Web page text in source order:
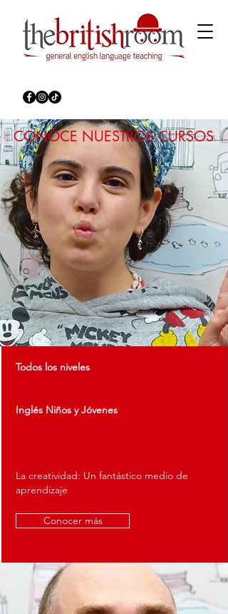
Todos los niveles
Inglés Niños yJóvenes
La creatividad: Un fantástico medio de
aprendizaje
Conocer más
CONOCE NUESTROS CURSOS